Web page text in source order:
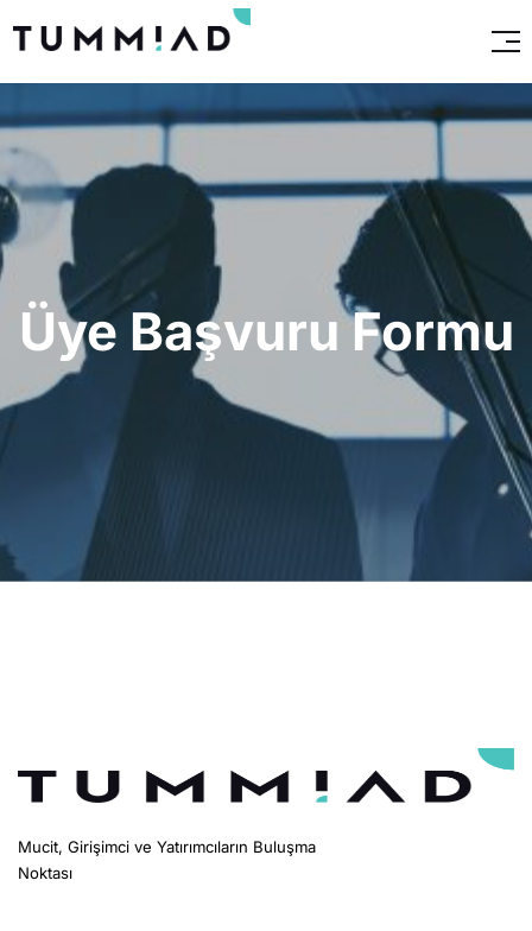
Üye Başvuru Formu
Mucit, Girişimci ve Yatırımcıların Buluşma
Noktası